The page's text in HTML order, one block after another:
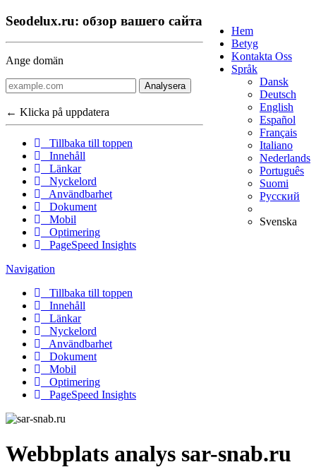
Hem
Betyg
Kontakta Oss
Språk
Dansk
Deutsch
English
Español
Français
Italiano
Nederlands
Português
Suomi
Русский
Svenska
Seodelux.ru: обзор вашего сайта
Ange domän
Analysera
← Klicka på uppdatera
Tillbaka till toppen
Innehåll
Länkar
Nyckelord
Användbarhet
Dokument
Mobil
Optimering
PageSpeed Insights
Navigation
Tillbaka till toppen
Innehåll
Länkar
Nyckelord
Användbarhet
Dokument
Mobil
Optimering
PageSpeed Insights
Webbplats analys sar-snab.ru